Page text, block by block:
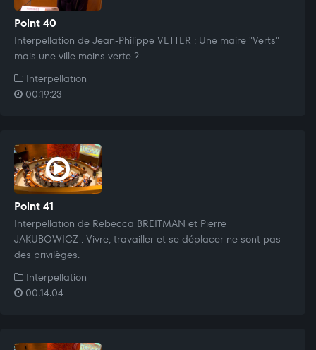
Point 40
Interpellation de Jean-Philippe VETTER : Une maire "Verts"
mais une ville moins verte ?
Interpellation
00:19:23
Point 41
Interpellation de Rebecca BREITMAN et Pierre
JAKUBOWICZ : Vivre, travailler et se déplacer ne sont pas
des privilèges.
Interpellation
00:14:04